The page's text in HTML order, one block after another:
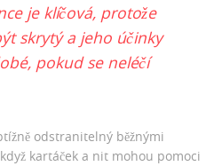
je klíčová, protože
skrytý a jeho účinky
pokud se neléčí
odstranitelný běžnými
kartáček a nit mohou pomoci